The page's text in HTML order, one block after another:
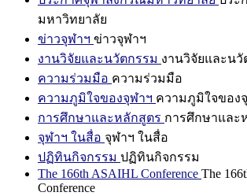
มหาวิทยาลัย
ข่าวจุฬาฯ ข่าวจุฬาฯ
งานวิจัยและนวัตกรรม งานวิจัยและนวั
ความร่วมมือ ความร่วมมือ
ความภูมิใจของจุฬาฯ ความภูมิใจของ
การศึกษาและหลักสูตร การศึกษาและ
จุฬาฯ ในสื่อ จุฬาฯ ในสื่อ
ปฏิทินกิจกรรม ปฏิทินกิจกรรม
The 166th ASAIHL Conference The
Conference